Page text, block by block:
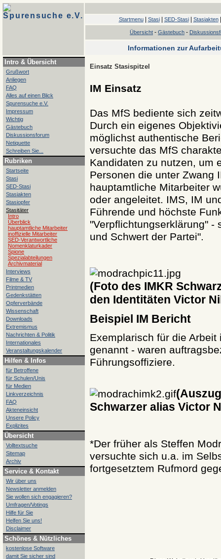
Spurensuche e.V. Startmenu| Stasi| SED-Stasi| Stasiakten
Übersicht - Gästebuch -
Informationen zur
Intro & Übersicht
Grußwort
Anliegen
FAQ
Alles auf einen Blick
Spurensuche e.V.
Impressum
Wichtig
Gästebuch
Diskussionsforum
Netiquette
Schreiben Sie...
Rubriken
Startseite
Stasi
SED-Stasi
Stasiakten
Stasiopfer
Stasitäter
Intro
Überblick
hauptamtliche Mitarbeiter
inoffizielle Mitarbeiter
SED-Verantwortliche
Nomenklaturkader
Spione
Spezialabteilungen
Archivmaterial
Interviews
Filme & TV
Printmedien
Gedenkstätten
Opferverbände
Wissenschaft
Downloads
Extremismus
Nachrichten & Politik
Internationales
Veranstaltungskalender
Hilfen & Infos
für Betroffene
für Schulen/Unis
für Medien
Linkverzeichnis
FAQ
Akteneinsicht
Unsere Policy
Explizites
Übersicht
Volltextsuche
Sitemap
Archiv
Service & Kontakt
Wir über uns
Newsletter anmelden
Sie wollen sich engagieren?
Umfragen/Votings
Hilfe für Sie
Helfen Sie uns!
Disclaimer
Schönes & Nützliches
kostenlose Software
damit Sie sicher sind
Einsatz Stasispitzel
IM Einsatz
Das MfS bediente sich
Durch ein eigenes
möglichst authentische
versuchte das MfS
Kandidaten zu nutzen, um
Personen die unter Zwang
hauptamtliche Mitarbeiter
oder angeleitet. IMS, IM
Führende und höchste
"Verpflichtungserklärung"
und Schwert der Partei".
(Foto des IMKR
den Identitäten Victor
Beispiel IM Bericht
Exemplarisch für die
genannt - waren
Führungsoffiziere.
Schwarzer alias Victor
*Der früher als Steffen
versuchte sich u.a. im
fortgesetztem Rufmord